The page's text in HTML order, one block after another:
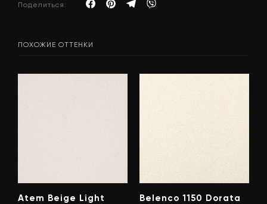
Поделиться:
ПОХОЖИЕ ОТТЕНКИ
Atem Beige Light
Belenco 1150 Dorata